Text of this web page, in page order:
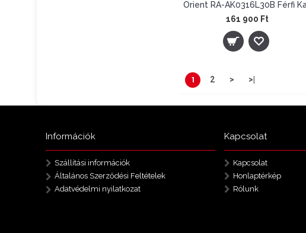
161 900 Ft
1 2 > >|
Információk
Szállítási információk
Általános Szerződési Feltételek
Adatvédelmi nyilatkozat
Kapcsolat
Kapcsolat
Honlaptérkép
Rólunk